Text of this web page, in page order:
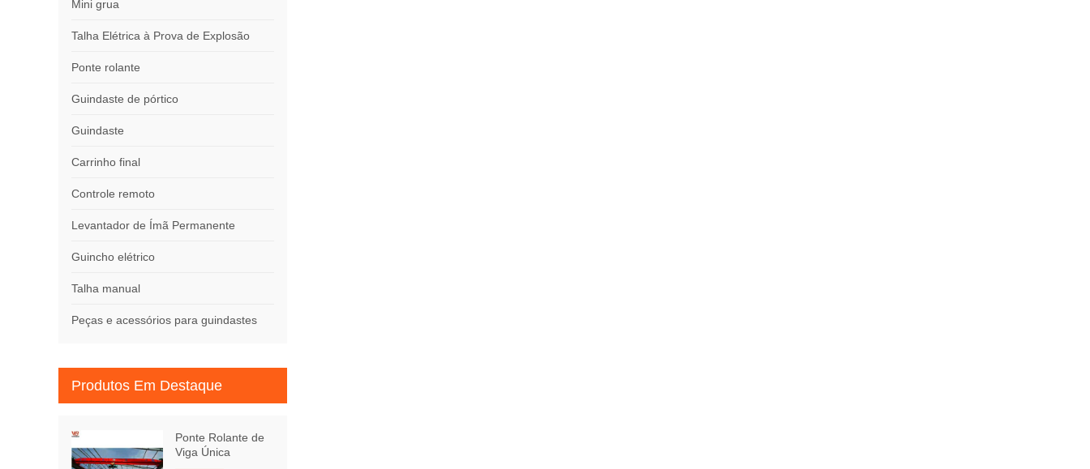
Mini grua
Talha Elétrica à Prova de Explosão
Ponte rolante
Guindaste de pórtico
Guindaste
Carrinho final
Controle remoto
Levantador de Ímã Permanente
Guincho elétrico
Talha manual
Peças e acessórios para guindastes
Produtos Em Destaque
Ponte Rolante de
Viga Única